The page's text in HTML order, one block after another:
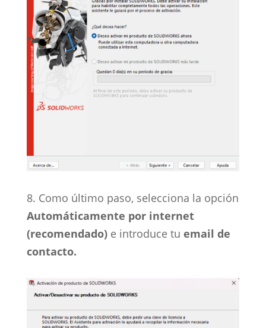
8. Como último paso, selecciona la opción
Automáticamente por internet
(recomendado)e introduce tu email de
contacto.